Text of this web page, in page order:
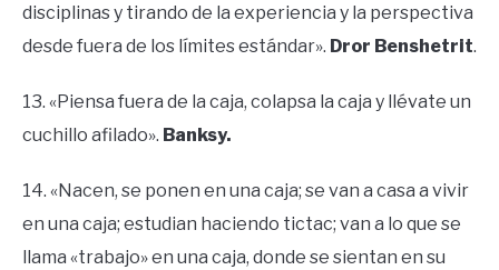
disciplinas y tirando de la experiencia y la perspectiva
desde fuera de los límites estándar». Dror Benshetrit.
13. «Piensa fuera de la caja, colapsa la caja y llévate un
cuchillo afilado». Banksy.
14. «Nacen, se ponen en una caja; se van a casa a vivir
en una caja; estudian haciendo tictac; van a lo que se
llama «trabajo» en una caja, donde se sientan en su